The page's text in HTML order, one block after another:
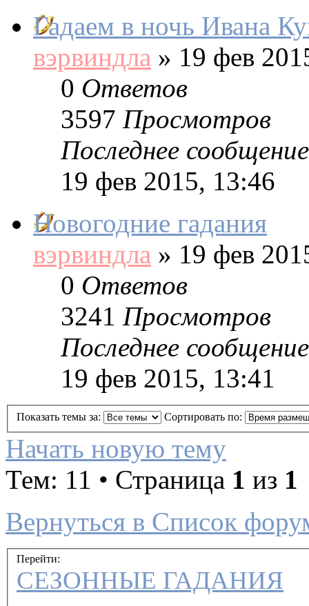
Гадаем в ночь Ивана
вэрвиндла » 19 фев
0 Ответов
3597 Просмотров
Последнее сообщение
19 фев 2015, 13:46
Новогодние гадания
вэрвиндла » 19 фев
0 Ответов
3241 Просмотров
Последнее сообщение
19 фев 2015, 13:41
Показать темы за: Сортировать по:
Начать новую тему
Тем: 11 • Страница 1 из 1
Вернуться в Список
Перейти:
СЕЗОННЫЕ ГАДАНИЯ